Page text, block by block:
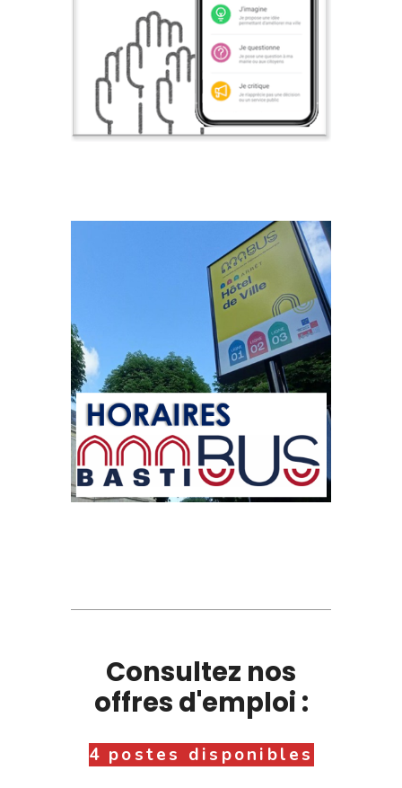
Consultez nos
offres d'emploi :
4 postes disponibles